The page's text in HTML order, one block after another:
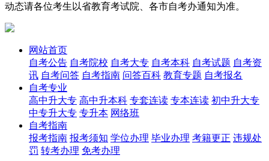
动态请各位考生以省教育考试院、各市自考办通知为准。
网站首页
自考公告 自考院校 自考大专 自考本科 自考试题 自考资
讯 自考问答 自考指南 问答百科 教育专题 自考报名
自考专业
高中升大专 高中升本科 专套连读 专本连读 初中升大专
中专升大专 专升本 网络班
自考指南
报考指南 报考须知 学位办理 毕业办理 考籍更正 违规处
罚 转考办理 免考办理